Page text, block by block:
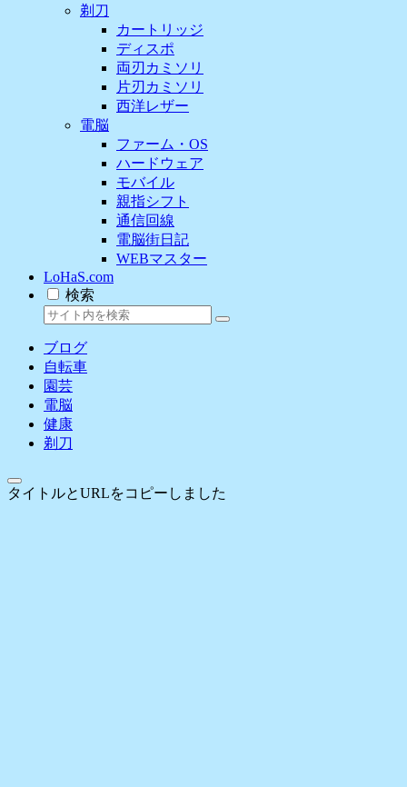
剃刀
カートリッジ
ディスポ
両刃カミソリ
片刃カミソリ
西洋レザー
電脳
ファーム・OS
ハードウェア
モバイル
親指シフト
通信回線
電脳街日記
WEBマスター
LoHaS.com
検索
ブログ
自転車
園芸
電脳
健康
剃刀
タイトルとURLをコピーしました